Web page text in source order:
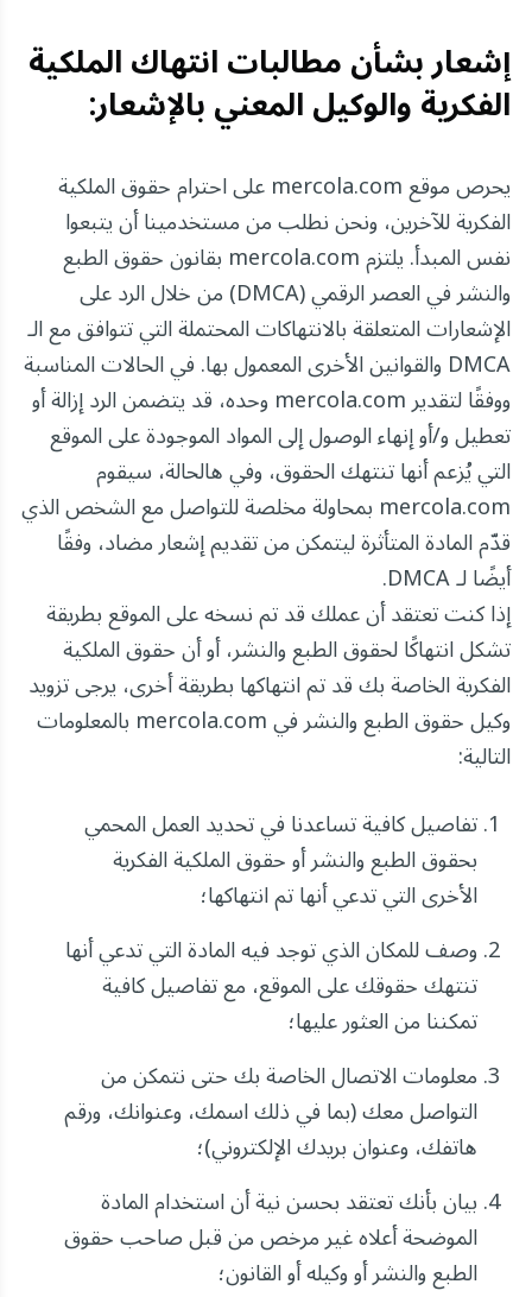
إشعار بشأن مطالبات انتهاك الملكية
الفكرية والوكيل المعني بالإشعار:
يحرص موقع mercola.com على احترام حقوق الملكية
الفكرية للآخرين، ونحن نطلب من مستخدمينا أن يتبعوا
نفس المبدأ. يلتزم mercola.com بقانون حقوق الطبع
والنشر في العصر الرقمي (DMCA) من خلال الرد على
الإشعارات المتعلقة بالانتهاكات المحتملة التي تتوافق مع الـ
DMCA والقوانين الأخرى المعمول بها. في الحالات المناسبة
ووفقًا لتقدير mercola.com وحده، قد يتضمن الرد إزالة أو
تعطيل و/أو إنهاء الوصول إلى المواد الموجودة على الموقع
التي يُزعم أنها تنتهك الحقوق، وفي هالحالة، سيقوم
mercola.com بمحاولة مخلصة للتواصل مع الشخص الذي
قدّم المادة المتأثرة ليتمكن من تقديم إشعار مضاد، وفقًا
أيضًا لـ DMCA.
إذا كنت تعتقد أن عملك قد تم نسخه على الموقع بطريقة
تشكل انتهاكًا لحقوق الطبع والنشر، أو أن حقوق الملكية
الفكرية الخاصة بك قد تم انتهاكها بطريقة أخرى، يرجى تزويد
وكيل حقوق الطبع والنشر في mercola.com بالمعلومات
التالية:
تفاصيل كافية تساعدنا في تحديد العمل المحمي
بحقوق الطبع والنشر أو حقوق الملكية الفكرية
الأخرى التي تدعي أنها تم انتهاكها؛
وصف للمكان الذي توجد فيه المادة التي تدعي أنها
تنتهك حقوقك على الموقع، مع تفاصيل كافية
تمكننا من العثور عليها؛
معلومات الاتصال الخاصة بك حتى نتمكن من
التواصل معك (بما في ذلك اسمك، وعنوانك، ورقم
هاتفك، وعنوان بريدك الإلكتروني)؛
بيان بأنك تعتقد بحسن نية أن استخدام المادة
الموضحة أعلاه غير مرخص من قبل صاحب حقوق
الطبع والنشر أو وكيله أو القانون؛